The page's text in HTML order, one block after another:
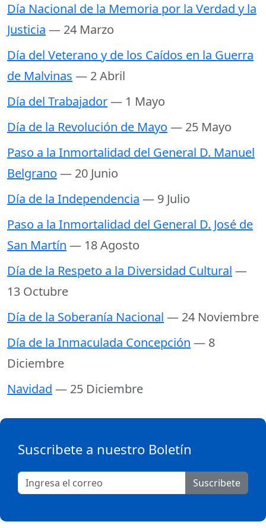
Día Nacional de la Memoria por la Verdad y la
Justicia — 24 Marzo
Día del Veterano y de los Caídos en la Guerra
de Malvinas — 2 Abril
Día del Trabajador— 1 Mayo
Día de la Revolución de Mayo — 25 Mayo
Paso a la Inmortalidad del General D. Manuel
Belgrano — 20 Junio
Día de la Independencia — 9 Julio
Paso a la Inmortalidad del General D. José de
San Martín — 18 Agosto
Día de la Respeto a la Diversidad Cultural —
13 Octubre
Día de la Soberanía Nacional — 24 Noviembre
Día de la Inmaculada Concepción — 8
Diciembre
Navidad — 25 Diciembre
Suscribete a nuestro Boletín
Suscribete